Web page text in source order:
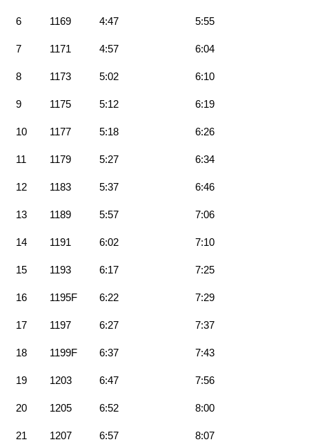
6 1169 4:47 5:55
7 1171 4:57 6:04
8 1173 5:02 6:10
9 1175 5:12 6:19
10 1177 5:18 6:26
11 1179 5:27 6:34
12 1183 5:37 6:46
13 1189 5:57 7:06
14 1191 6:02 7:10
15 1193 6:17 7:25
16 1195F 6:22 7:29
17 1197 6:27 7:37
18 1199F 6:37 7:43
19 1203 6:47 7:56
20 1205 6:52 8:00
21 1207 6:57 8:07